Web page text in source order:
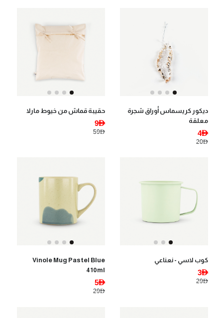
ديكور كريسماس أوراق شجرة
معلقة
4AED
20AED
حقيبة قماش من خيوط مارلا
9AED
59AED
كوب لاسي - نعناعي
3AED
29AED
Vinole Mug Pastel Blue
410ml
5AED
29AED